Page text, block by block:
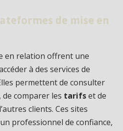
de mise en
en relation offrent une
à des services de
permettent de consulter
comparer les tarifset de
clients. Ces sites
professionnel de confiance,